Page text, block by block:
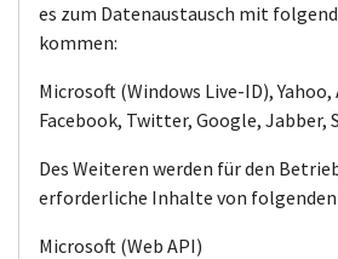
es zum Datenaustausch mit
kommen:
Microsoft (Windows Live-ID), Yahoo,
Facebook, Twitter, Google, Jabber,
Des Weiteren werden für den
erforderliche Inhalte von
Microsoft (Web API)